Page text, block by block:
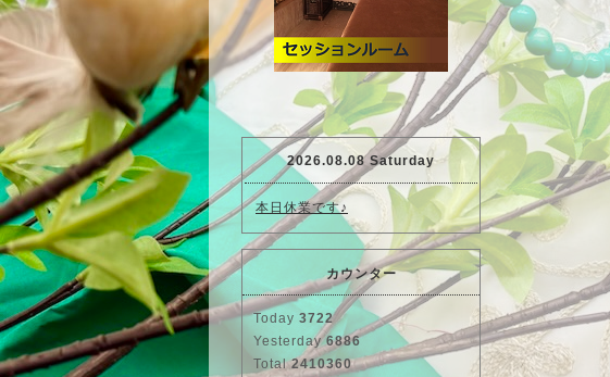
2026.08.08 Saturday
本日休業です♪
カウンター
Today 3722
Yesterday6886
Total2410360